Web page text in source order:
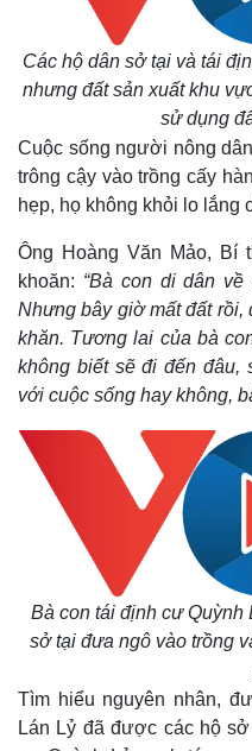
Quan sát
Cuộc sống đó đây
Hồ sơ
Các hộ dân sở tại và tái
nhưng đất sản xuất khu
sử dụng
Cuộc sống người nông
trông cậy vào trồng cấy
hẹp, họ không khỏi lo lắng
Ông Hoàng Văn Mảo, Bí
khoăn: “Bà con di dân
Nhưng bây giờ mất đất rồi,
khăn. Tương lai của bà
không biết sẽ đi đến đâu,
với cuộc sống hay không,
Bà con tái định cư Quỳnh
sở tại đưa ngô vào trồng
Tìm hiểu nguyên nhân,
Lán Lỷ đã được các hộ